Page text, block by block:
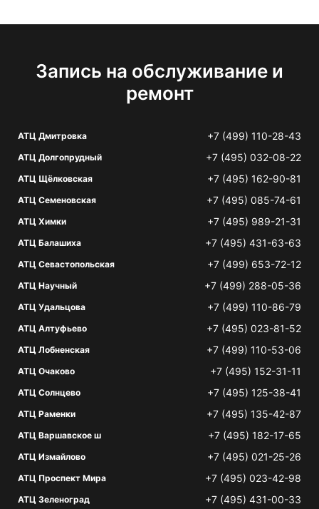
Запись на обслуживание и
ремонт
АТЦ Дмитровка +7 (499) 110-28-43
АТЦ Долгопрудный +7 (495) 032-08-22
АТЦ Щёлковская +7 (495) 162-90-81
АТЦ Семеновская +7 (495) 085-74-61
АТЦ Химки +7 (495) 989-21-31
АТЦ Балашиха +7 (495) 431-63-63
АТЦ Севастопольская +7 (499) 653-72-12
АТЦ Научный +7 (499) 288-05-36
АТЦ Удальцова +7 (499) 110-86-79
АТЦ Алтуфьево +7 (495) 023-81-52
АТЦ Лобненская +7 (499) 110-53-06
АТЦ Очаково +7 (495) 152-31-11
АТЦ Солнцево +7 (495) 125-38-41
АТЦ Раменки +7 (495) 135-42-87
АТЦ Варшавское ш +7 (495) 182-17-65
АТЦ Измайлово +7 (495) 021-25-26
АТЦ Проспект Мира +7 (495) 023-42-98
АТЦ Зеленоград +7 (495) 431-00-33